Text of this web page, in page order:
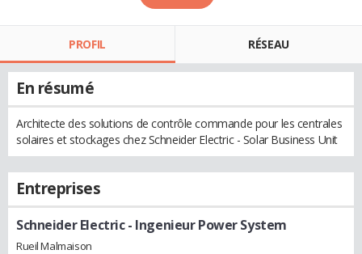
PROFIL RÉSEAU
En résumé
Architecte des solutions de contrôle commande pour les centrales
solaires et stockages chez Schneider Electric - Solar Business Unit
Entreprises
Schneider Electric- Ingenieur Power System
Rueil Malmaison